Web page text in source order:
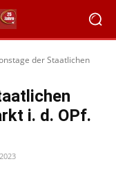
der Staatlichen
i. d. OPf.